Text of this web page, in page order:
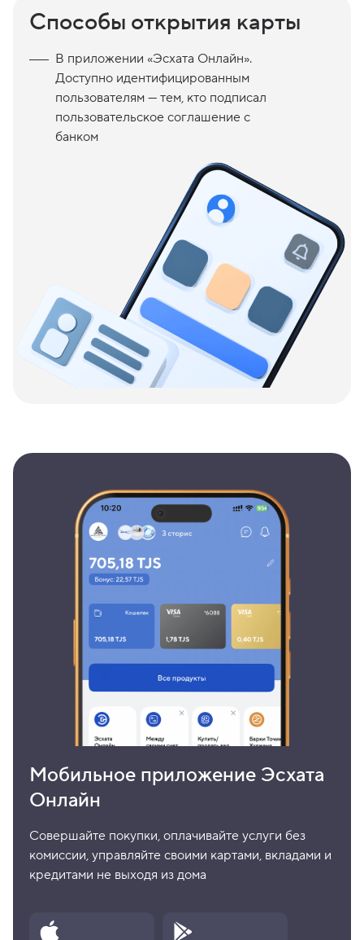
Способы открытия карты
В приложении «Эсхата Онлайн».
Доступно идентифицированным
пользователям — тем, кто подписал
пользовательское соглашение с
банком
Мобильное приложение Эсхата
Онлайн
Совершайте покупки, оплачивайте услуги без
комиссии, управляйте своими картами, вкладами и
кредитами не выходя из дома